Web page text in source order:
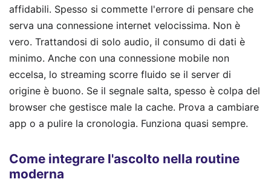
affidabili. Spesso si commette l'errore di pensare che
serva una connessione internet velocissima. Non è
vero. Trattandosi di solo audio, il consumo di dati è
minimo. Anche con una connessione mobile non
eccelsa, lo streaming scorre fluido se il server di
origine è buono. Se il segnale salta, spesso è colpa del
browser che gestisce male la cache. Prova a cambiare
app o a pulire la cronologia. Funziona quasi sempre.
Come integrare l'ascolto nella routine
moderna